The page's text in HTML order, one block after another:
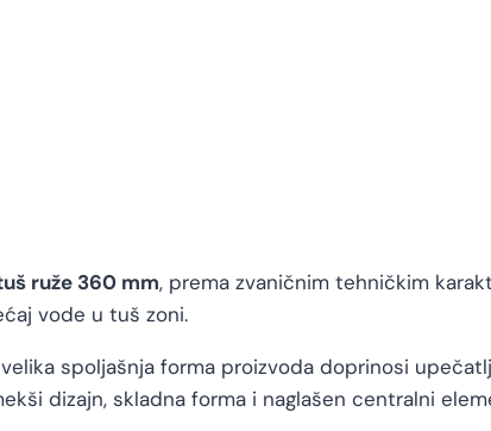
ruže 360 mm, prema zvaničnim tehničkim
vode u tuš zoni.
spoljašnja forma proizvoda doprinosi
dizajn, skladna forma i naglašen centralni